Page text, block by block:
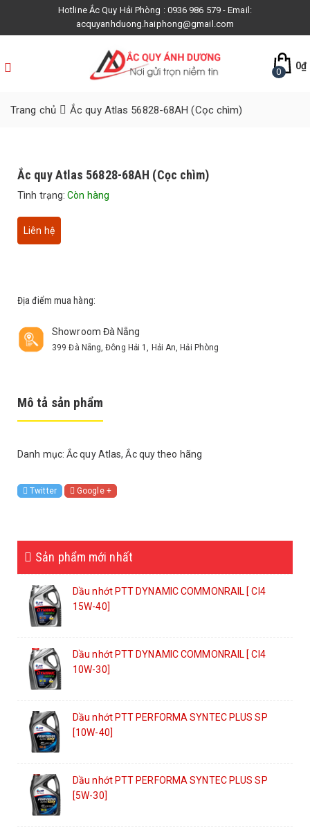
Hotline Ắc Quy Hải Phòng : 0936 986 579 - Email:
acquyanhduong.haiphong@gmail.com
0
0₫
Trang chủ Ắc quy Atlas 56828-68AH (Cọc chìm)
Ắc quy Atlas 56828-68AH (Cọc chìm)
Tình trạng:Còn hàng
Liên hệ
Địa điểm mua hàng:
Showroom Đà Nẵng
399 Đà Nẵng, Đông Hải 1, Hải An, Hải Phòng
Mô tả sản phẩm
Danh mục: Ắc quy Atlas,Ắc quy theo hãng
Twitter Google +
Sản phẩm mới nhất
Dầu nhớt PTT DYNAMIC COMMONRAIL [ CI4
15W-40]
Dầu nhớt PTT DYNAMIC COMMONRAIL [ CI4
10W-30]
Dầu nhớt PTT PERFORMA SYNTEC PLUS SP
[10W-40]
Dầu nhớt PTT PERFORMA SYNTEC PLUS SP
[5W-30]